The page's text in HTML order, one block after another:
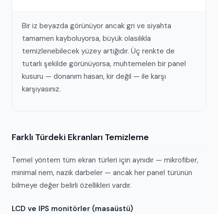
Bir iz beyazda görünüyor ancak gri ve siyahta
tamamen kayboluyorsa, büyük olasılıkla
temizlenebilecek yüzey artığıdır. Üç renkte de
tutarlı şekilde görünüyorsa, muhtemelen bir panel
kusuru — donanım hasarı, kir değil — ile karşı
karşıyasınız.
Farklı Türdeki Ekranları Temizleme
Temel yöntem tüm ekran türleri için aynıdır — mikrofiber,
minimal nem, nazik darbeler — ancak her panel türünün
bilmeye değer belirli özellikleri vardır.
LCD ve IPS monitörler (masaüstü)